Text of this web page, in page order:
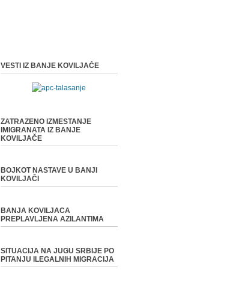
VESTI IZ BANJE KOVILJAČE
ZATRAZENO IZMESTANJE
IMIGRANATA IZ BANJE
KOVILJAČE
BOJKOT NASTAVE U BANJI
KOVILJAČI
BANJA KOVILJACA
PREPLAVLJENA AZILANTIMA
SITUACIJA NA JUGU SRBIJE PO
PITANJU ILEGALNIH MIGRACIJA